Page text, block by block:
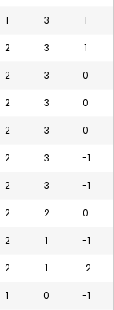
1 3 1
2 3 1
2 3 0
2 3 0
2 3 0
2 3 -1
2 3 -1
2 2 0
2 1 -1
2 1 -2
1 0 -1